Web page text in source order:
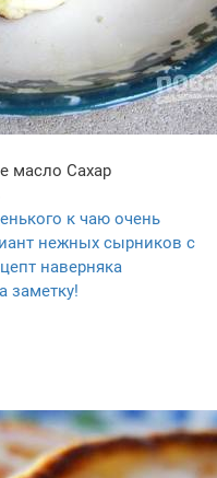
масло Сахар
к чаю очень
нежных сырников с
наверняка
заметку!